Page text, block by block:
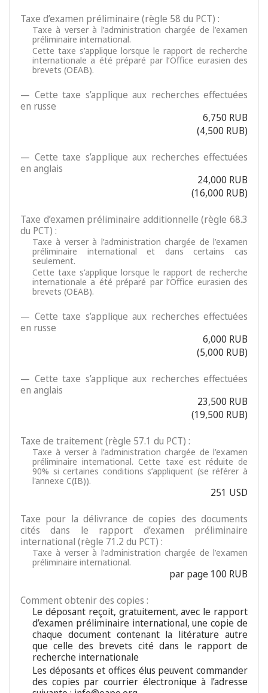
Taxe d’examen préliminaire (règle 58 du PCT) :
Taxe à verser à l’administration chargée de l’examen
préliminaire international.
Cette taxe s’applique lorsque le rapport de recherche
internationale a été préparé par l’Office eurasien des
brevets (OEAB).
— Cette taxe s’applique aux recherches effectuées
en russe
6,750 RUB
(4,500 RUB)
— Cette taxe s’applique aux recherches effectuées
en anglais
24,000 RUB
(16,000 RUB)
Taxe d’examen préliminaire additionnelle (règle 68.3
du PCT) :
Taxe à verser à l’administration chargée de l’examen
préliminaire international et dans certains cas
seulement.
Cette taxe s’applique lorsque le rapport de recherche
internationale a été préparé par l’Office eurasien des
brevets (OEAB).
— Cette taxe s’applique aux recherches effectuées
en russe
6,000 RUB
(5,000 RUB)
— Cette taxe s’applique aux recherches effectuées
en anglais
23,500 RUB
(19,500 RUB)
Taxe de traitement (règle 57.1 du PCT) :
Taxe à verser à l’administration chargée de l’examen
préliminaire international. Cette taxe est réduite de
90% si certaines conditions s’appliquent (se référer à
l'annexe C(IB)).
251 USD
Taxe pour la délivrance de copies des documents
cités dans le rapport d’examen préliminaire
international (règle 71.2 du PCT) :
Taxe à verser à l’administration chargée de l’examen
préliminaire international.
par page 100 RUB
Comment obtenir des copies :
Le déposant reçoit, gratuitement, avec le rapport
d’examen préliminaire international, une copie de
chaque document contenant la litérature autre
que celle des brevets cité dans le rapport de
recherche internationale
Les déposants et offices élus peuvent commander
des copies par courrier électronique à l’adresse